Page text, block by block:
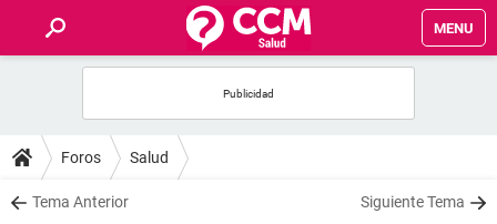
MENU
FOROS
SALUD
Foros Salud
Tema Anterior Siguiente Tema